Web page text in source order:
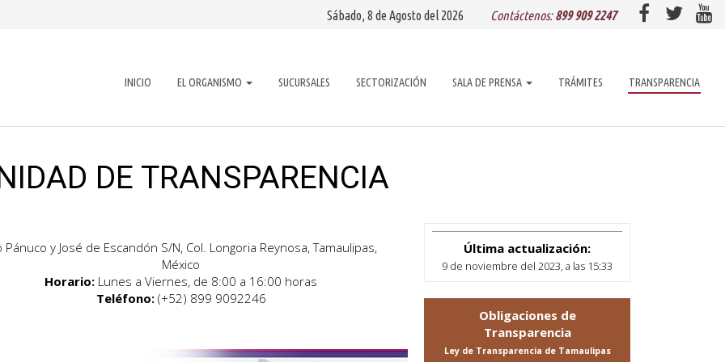
Sábado, 8 de Agosto del 2026 Contáctenos:899 909 2247
INICIO EL ORGANISMO SUCURSALES SECTORIZACIÓN SALA DE PRENSA TRÁMITES TRANSPARENCIA
DE TRANSPARENCIA
Pánuco y José de Escandón S/N, Col. Longoria Reynosa, Tamaulipas,
México
Horario: Lunes a Viernes, de 8:00 a 16:00 horas
Teléfono:(+52) 899 9092246
Última actualización:
9 de noviembre del 2023, a las 15:33
Obligaciones de
Transparencia
Ley de Transparencia de Tamaulipas